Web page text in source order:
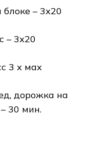
– 3х20
– 3х20
3 х мах
дорожка на
30 мин.